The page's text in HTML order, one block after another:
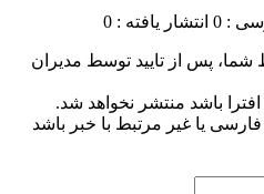
: 0 انتشار یافته : 0
پس از تایید توسط مدیران
باشد منتشر نخواهد شد.
یا غیر مرتبط با خبر باشد